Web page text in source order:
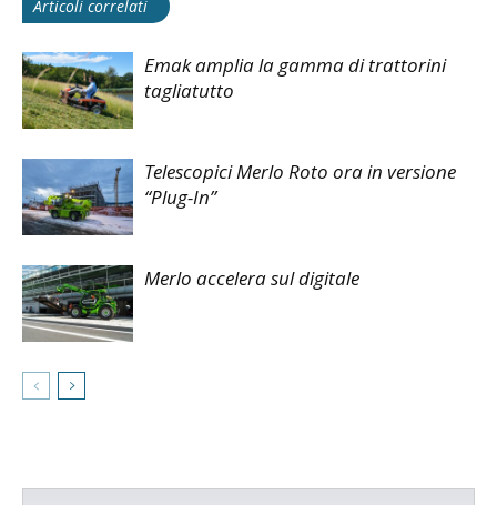
Articoli correlati
Emak amplia la gamma di trattorini
tagliatutto
Telescopici Merlo Roto ora in versione
“Plug-In”
Merlo accelera sul digitale